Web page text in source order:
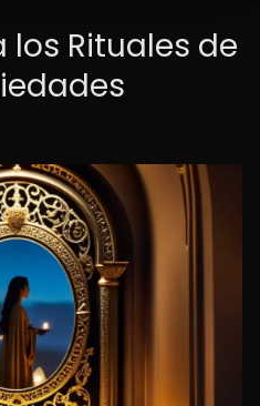
Rituales de